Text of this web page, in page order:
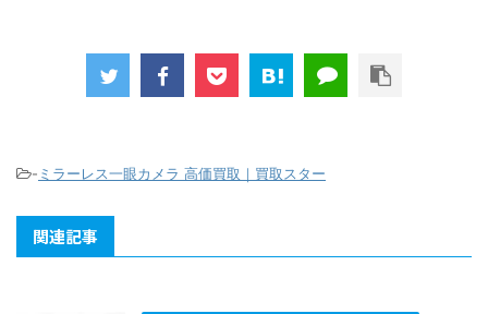
- ミラーレス一眼カメラ 高価買取｜買取スター
関連記事